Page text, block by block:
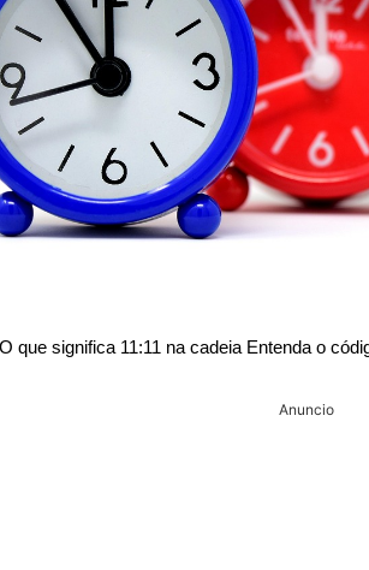
O que significa 11:11 na cadeia Entenda o
Anuncio